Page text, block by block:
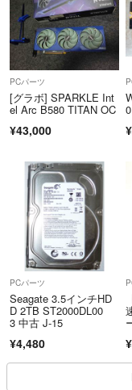
タイムセール中の商品
PCパーツ
[グラボ] SPARKLE Int
el Arc B580 TITAN OC
¥43,000
PCパーツ
Seagate 3.5インチHD
D 2TB ST2000DL00
3 中古 J-15
¥4,480